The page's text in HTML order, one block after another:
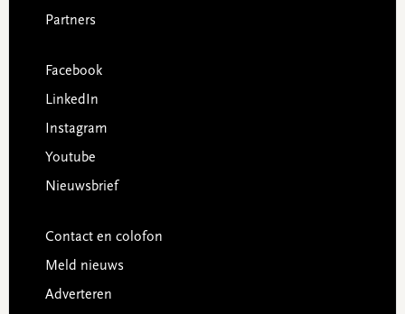
Partners
Facebook
LinkedIn
Instagram
Youtube
Nieuwsbrief
Contact en colofon
Meld nieuws
Adverteren